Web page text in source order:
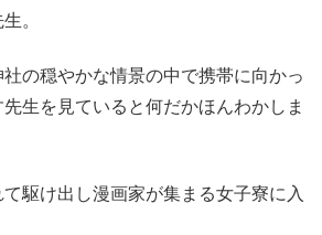
。
の穏やかな情景の中で携帯に向かっ
生を見ていると何だかほんわかしま
駆け出し漫画家が集まる女子寮に入